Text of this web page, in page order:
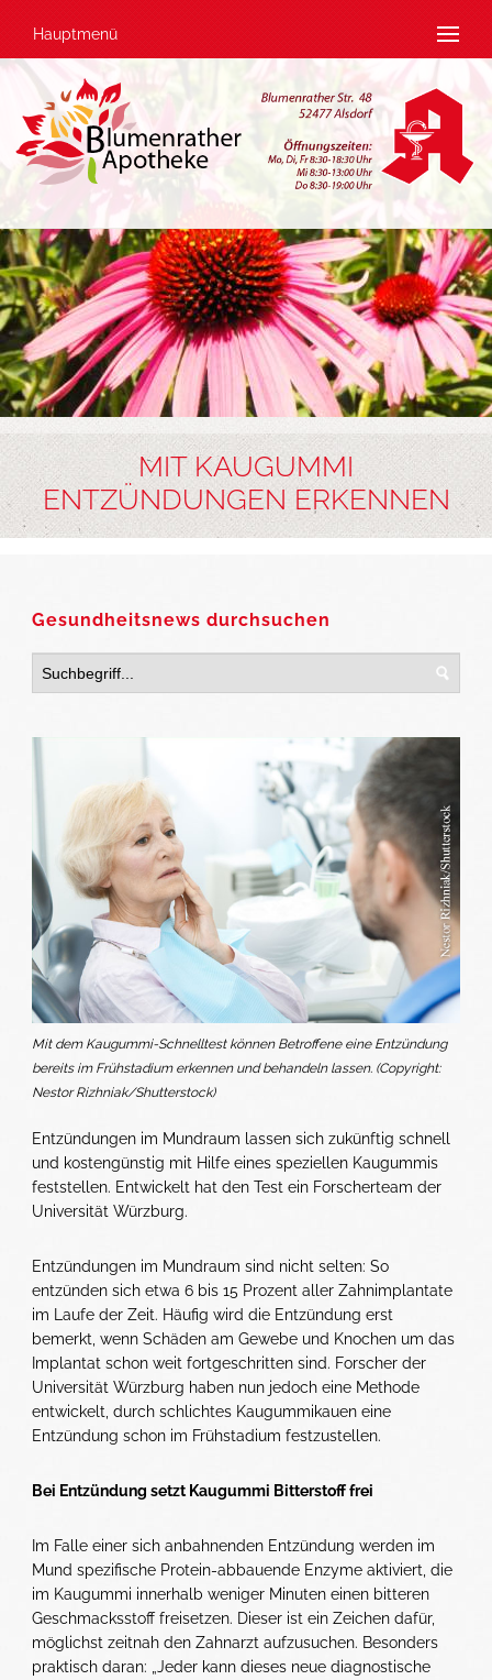
Hauptmenü
MIT KAUGUMMI
ENTZÜNDUNGEN ERKENNEN
Gesundheitsnews durchsuchen
Mit dem Kaugummi-Schnelltest können Betroffene eine Entzündung
bereits im Frühstadium erkennen und behandeln lassen. (Copyright:
Nestor Rizhniak/Shutterstock)
Entzündungen im Mundraum lassen sich zukünftig schnell
und kostengünstig mit Hilfe eines speziellen Kaugummis
feststellen. Entwickelt hat den Test ein Forscherteam der
Universität Würzburg.
Entzündungen im Mundraum sind nicht selten: So
entzünden sich etwa 6 bis 15 Prozent aller Zahnimplantate
im Laufe der Zeit. Häufig wird die Entzündung erst
bemerkt, wenn Schäden am Gewebe und Knochen um das
Implantat schon weit fortgeschritten sind. Forscher der
Universität Würzburg haben nun jedoch eine Methode
entwickelt, durch schlichtes Kaugummikauen eine
Entzündung schon im Frühstadium festzustellen.
Bei Entzündung setzt Kaugummi Bitterstoff frei
Im Falle einer sich anbahnenden Entzündung werden im
Mund spezifische Protein-abbauende Enzyme aktiviert, die
im Kaugummi innerhalb weniger Minuten einen bitteren
Geschmacksstoff freisetzen. Dieser ist ein Zeichen dafür,
möglichst zeitnah den Zahnarzt aufzusuchen. Besonders
praktisch daran: „Jeder kann dieses neue diagnostische